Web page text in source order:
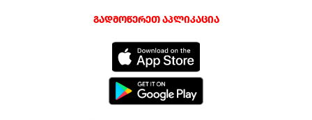
გადმოწერეთ აპლიკაცია